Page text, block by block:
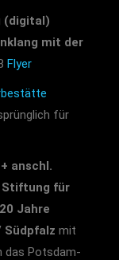
(digital)
mit der
Flyer
für
anschl.
Stiftung für
Jahre
Südpfalz mit
das Potsdam-